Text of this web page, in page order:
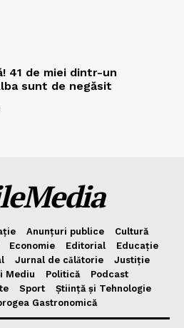
41 de miei dintr-un
sunt de negăsit
Anunțuri publice
Cultură
Economie Editorial
Educație
Jurnal de cǎlǎtorie
Justiție
Mediu Politică
Podcast
Sport
Știință și Tehnologie
Gastronomică